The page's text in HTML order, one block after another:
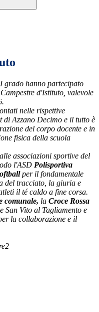
grado hanno partecipato
d'Istituto, valevole
nelle rispettive
di Azzano Decimo e il tutto è
del corpo docente e in
fisica della scuola
associazioni sportive del
l'ASD Polisportiva
per il fondamentale
del tracciato, la giuria e
il té caldo a fine corsa.
comunale, la Croce Rossa
San Vito al Tagliamento e
la collaborazione e il